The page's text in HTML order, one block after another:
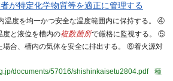
が特定化学物質等を適正に管理する
温度を均一かつ安全な温度範囲内に保持する。 ④
度と液位を槽内の複数箇所で厳格に監視する。 ⑤
場合、槽内の気体を安全に排出する。 ⑥着火源対
documents/57016/shishinkaisetu2804.pdf
種